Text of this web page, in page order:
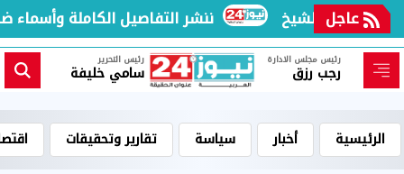
عاجل ننشر التفاصيل الكاملة وأسماء
رئيس مجلس الادارة
رجب رزق
رئيس التحرير
سامي خليفة
الرئيسية أخبار سياسة تقارير وتحقيقات